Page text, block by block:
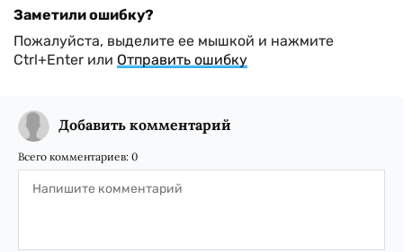
Заметили ошибку?
Пожалуйста, выделите ее мышкой и нажмите
Ctrl+Enter или Отправить ошибку
Добавить комментарий
Всего комментариев: 0